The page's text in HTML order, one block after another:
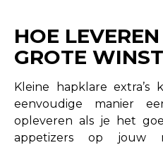
HOE
GROTE
Kleine hapklare
eenvoudige manier
opleveren als je het
appetizers op jouw